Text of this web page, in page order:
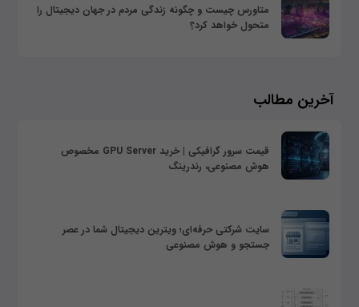
متاورس چیست و چگونه زندگی مردم در جهان دیجیتال را
متحول خواهد کرد؟
آخرین مطالب
قیمت سرور گرافیکی | خرید GPU Server مخصوص
هوش مصنوعی، رندرینگ
سایت شرکتی حرفه‌ای؛ ویترین دیجیتال شما در عصر
جستجو و هوش مصنوعی